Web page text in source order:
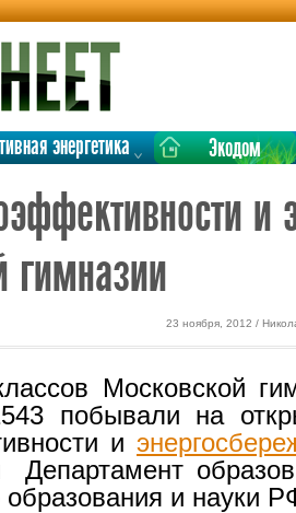
энергетика Экодом
гимназии
23 ноября, 2012 /
Московской
побывали на
и
Департамент
образования и науки